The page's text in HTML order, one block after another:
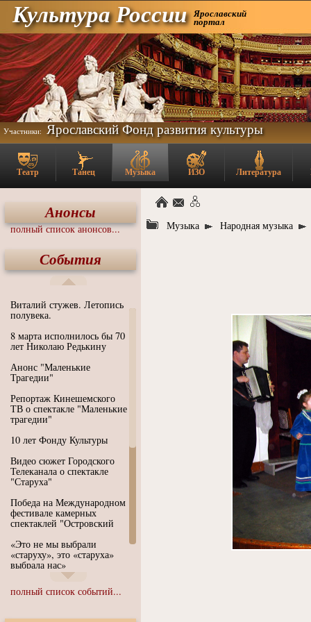
Культура России Ярославский
портал
Участники: Ярославский Фонд развития культуры
Театр Танец Музыка ИЗО Литература
Анонсы
полный список анонсов...
События
Виталий стужев. Летопись
полувека.
8 марта исполнилось бы 70
лет Николаю Редькину
Анонс "Маленькие
Трагедии"
Репортаж Кинешемского
ТВ о спектакле "Маленькие
трагедии"
10 лет Фонду Культуры
Видео сюжет Городского
Телеканала о спектакле
"Старуха"
Победа на Международном
фестивале камерных
спектаклей "Островский
«Это не мы выбрали
«старуху», это «старуха»
выбрала нас»
Иммерсивный спектакль
"Язык чистого полета
полный список событий...
Музыка Народная музыка